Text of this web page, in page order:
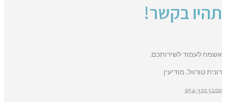
תהיו בקשר!
אשמח לעמוד לשירותכם.
רונית טורוול, מודיעין
054-3013200